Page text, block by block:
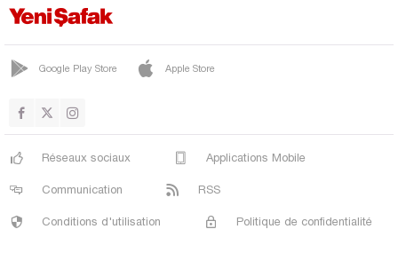
Denizli
Diyarbakır
Düzce
Edirne
Elazığ
Erzincan
Erzurum
Eskişehir
Google Play Store Apple Store
Réseaux sociaux Applications Mobile
Communication RSS
Conditions d'utilisation Politique de confidentialité